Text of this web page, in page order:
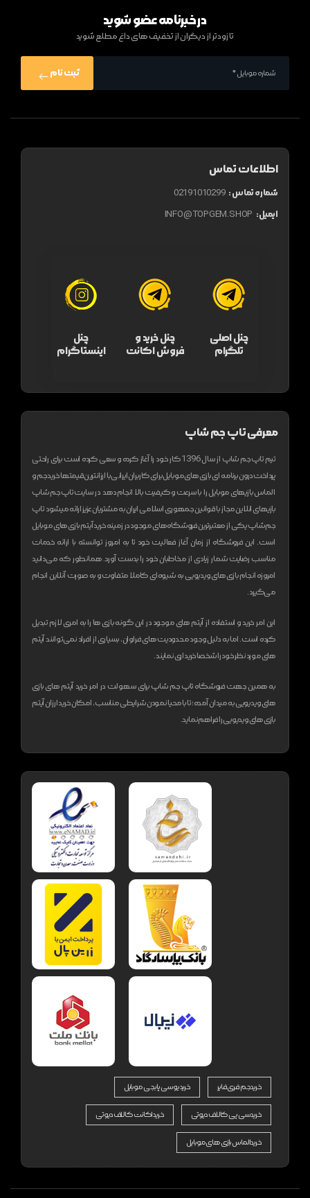
در خبرنامه عضو شوید
تا زودتر از دیگران از تخفیف های داغ مطلع شوید
ثبت نام
اطلاعات تماس
شماره تماس : 02191010299
ایمیل: INFO@TOPGEM.SHOP
چنل اصلی
تلگرام
چنل خرید و
فروش اکانت
چنل
اینستاگرام
معرفی تاپ جم شاپ
تیم تاپ جم شاپ از سال 1396 کار خود را آغاز کرده و سعی کرده است برای راحتی
پرداخت درون برنامه ای بازی های موبایل برای کاربران ایرانی با ارزانترین قیمتها خرید جم و
الماس بازیهای موبایل را با سرعت و کیفیت بالا انجام دهد در سایت تاپ جم شاپ
بازیهای انلاین مجاز با قوانین جمهوری اسلامی ایران به مشتریان عزیز ارائه میشودتاپ
جم شاپ یکی از معتبر‌ترین فروشگاه های موجود در زمینه خرید آیتم بازی های موبایل
است. این فروشگاه از زمان آغاز فعالیت خود تا به امروز توانسته با ارائه خدمات
مناسب رضایت شمار زیادی از مخاطبان خود را بدست آورد. همانطور که می‌دانید
امروزه انجام بازی های ویدیویی به شیوه‌ای کاملا متفاوت و به صورت آنلاین انجام
می‌گیرد.
این امر خرید و استفاده از آیتم های موجود در این گونه بازی ها را به امری لازم تبدیل
کرده است. اما به دلیل وجود محدودیت های فراوان، بسیاری از افراد نمی‌توانند آیتم
های مورد نظر خود را شخصا خریداری نمایند.
به همین جهت فروشگاه تاپ جم شاپ برای سهولت در امر خرید آیتم های بازی
های ویدیویی به میدان آمده؛ تا با محیا نمودن شرایطی مناسب، امکان خرید ارزان آیتم
بازی های ویدیویی را فراهم نماید.
خرید جم فری فایر خرید یوسی پابجی موبایل
خرید سی پی کالاف دیوتی خرید اکانت کالاف دیوتی
خرید الماس بازی های موبایل